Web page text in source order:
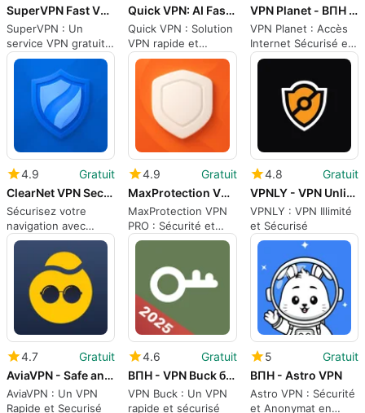
SuperVPN Fast VPN Client
SuperVPN : Un
service VPN gratuit
et efficace
Quick VPN: AI Fast VPN Proxy
Quick VPN : Solution
VPN rapide et
sécurisée
VPN Planet - ВПН Планета
VPN Planet : Accès
Internet Sécurisé et
Rapide
4.9
Gratuit
ClearNet VPN Secure
Sécurisez votre
navigation avec
ClearNet VPN
4.9
Gratuit
MaxProtection VPN PRO
MaxProtection VPN
PRO : Sécurité et
Confidentialité
4.8
Gratuit
VPNLY - VPN Unlimited Proxy
VPNLY : VPN Illimité
et Sécurisé
4.7
Gratuit
AviaVPN - Safe and Fast VPN
AviaVPN : Un VPN
Rapide et Securisé
4.6
Gratuit
ВПН - VPN Buck быстрый 2025
VPN Buck : Un VPN
rapide et sécurisé
5
Gratuit
ВПН - Astro VPN
Astro VPN : Sécurité
et Anonymat en